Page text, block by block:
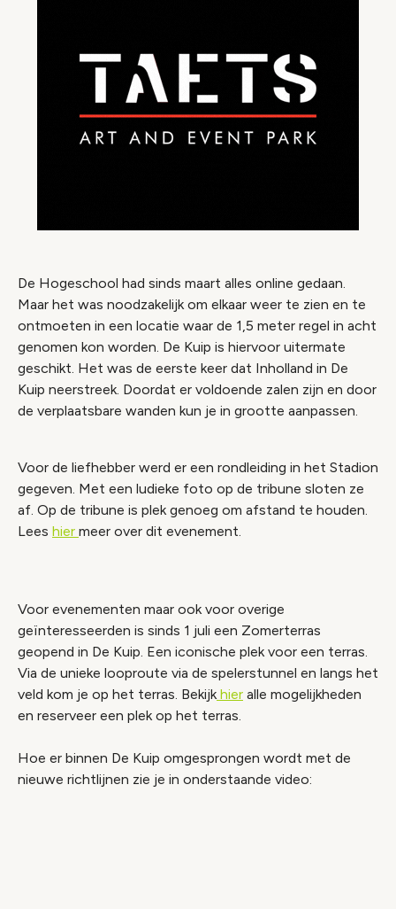
De Hogeschool had sinds maart alles online gedaan.
Maar het was noodzakelijk om elkaar weer te zien en te
ontmoeten in een locatie waar de 1,5 meter regel in acht
genomen kon worden. De Kuip is hiervoor uitermate
geschikt. Het was de eerste keer dat Inholland in De
Kuip neerstreek. Doordat er voldoende zalen zijn en door
de verplaatsbare wanden kun je in grootte aanpassen.
Voor de liefhebber werd er een rondleiding in het Stadion
gegeven. Met een ludieke foto op de tribune sloten ze
af. Op de tribune is plek genoeg om afstand te houden.
Lees hier meer over dit evenement.
Voor evenementen maar ook voor overige
geïnteresseerden is sinds 1 juli een Zomerterras
geopend in De Kuip. Een iconische plek voor een terras.
Via de unieke looproute via de spelerstunnel en langs het
veld kom je op het terras. Bekijkhier alle mogelijkheden
en reserveer een plek op het terras.
Hoe er binnen De Kuip omgesprongen wordt met de
nieuwe richtlijnen zie je in onderstaande video: